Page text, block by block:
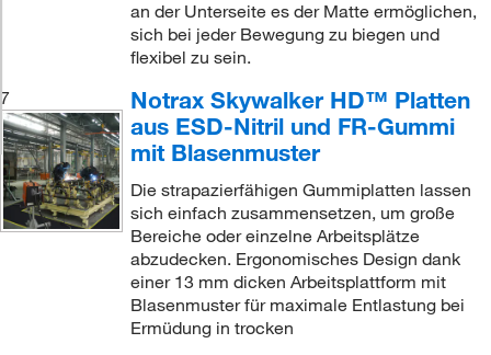
an der Unterseite es der Matte ermöglichen,
sich bei jeder Bewegung zu biegen und
flexibel zu sein.
7
Notrax Skywalker HD™ Platten
aus ESD-Nitril und FR-Gummi
mit Blasenmuster
Die strapazierfähigen Gummiplatten lassen
sich einfach zusammensetzen, um große
Bereiche oder einzelne Arbeitsplätze
abzudecken. Ergonomisches Design dank
einer 13 mm dicken Arbeitsplattform mit
Blasenmuster für maximale Entlastung bei
Ermüdung in trocken